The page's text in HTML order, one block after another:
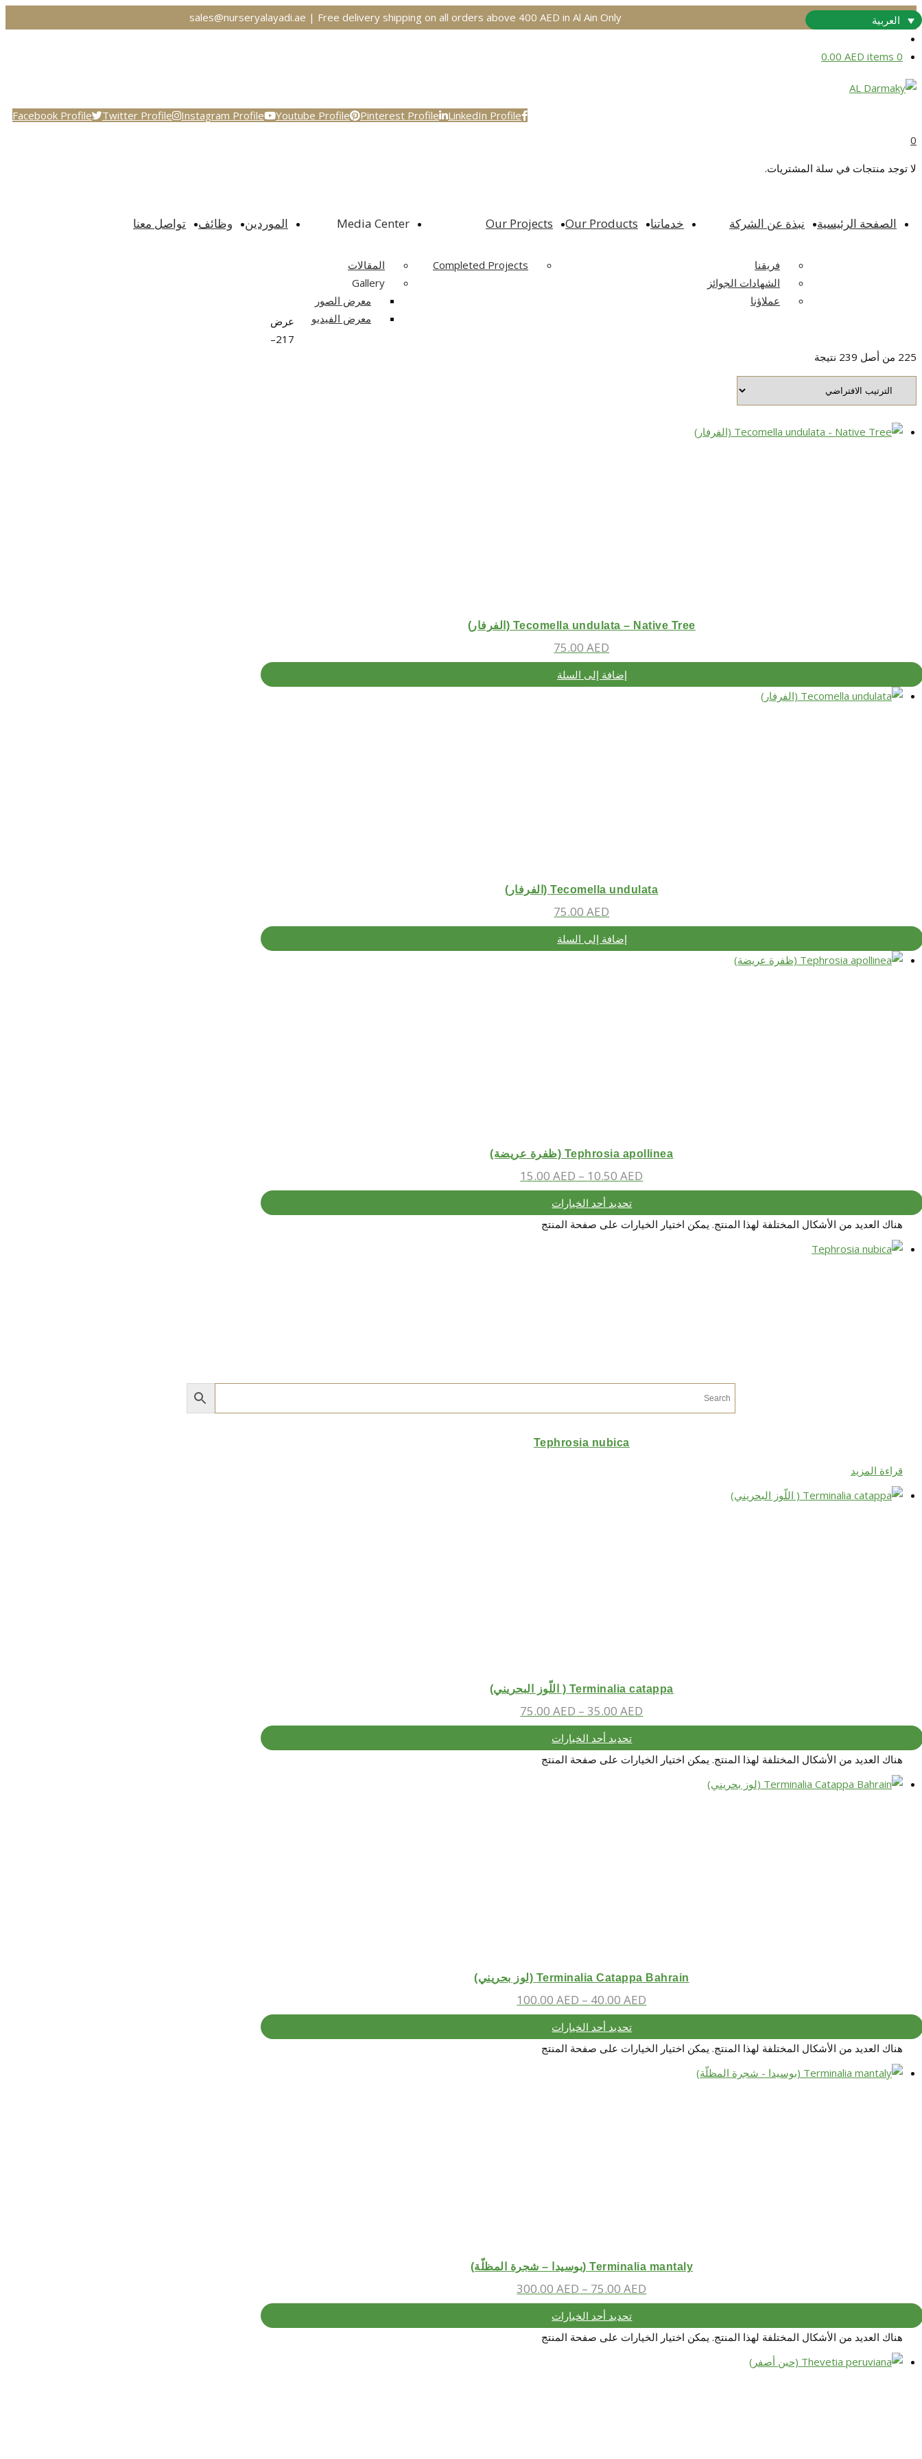
sales@nurseryalayadi.ae | Free delivery shipping on all orders above 400 AED in Al Ain Only My Account
0 items
0.00 AED
Facebook Profile Twitter Profile Instagram Profile Youtube Profile Pinterest Profile LinkedIn Profile
العربية
0
لا توجد منتجات في سلة المشتريات.
الصفحة الرئيسية نبذة عن الشركة
فريقنا
الشهادات الجوائز
عملاؤنا
خدماتنا Our Products
Our Projects
Completed Projects
Media Center
المقالات
Gallery
معرض الصور
معرض الفيديو
الموردين وظائف تواصل معنا
عرض
217–
225 من أصل 239 نتيجة
Tecomella undulata – Native Tree (الفرفار)
75.00AED
إضافة إلى السلة
Tecomella undulata (الفرفار)
75.00AED
إضافة إلى السلة
Tephrosia apollinea (ظفرة عريضة)
10.50AED
–
15.00AED
تحديد أحد الخيارات
هناك العديد من الأشكال المختلفة لهذا المنتج. يمكن اختيار الخيارات على صفحة المنتج
Tephrosia nubica
قراءة المزيد
Terminalia catappa ( اللّوز البحريني)
35.00AED
–
75.00AED
تحديد أحد الخيارات
هناك العديد من الأشكال المختلفة لهذا المنتج. يمكن اختيار الخيارات على صفحة المنتج
Terminalia Catappa Bahrain (لوز بحريني)
40.00AED
–
100.00AED
تحديد أحد الخيارات
هناك العديد من الأشكال المختلفة لهذا المنتج. يمكن اختيار الخيارات على صفحة المنتج
Terminalia mantaly (بوسيدا – شجرة المظلّة)
75.00AED
–
300.00AED
تحديد أحد الخيارات
هناك العديد من الأشكال المختلفة لهذا المنتج. يمكن اختيار الخيارات على صفحة المنتج